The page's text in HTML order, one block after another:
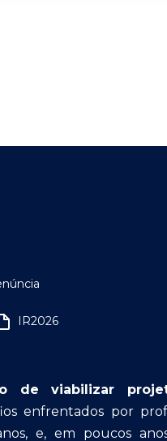
IR2026
de viabilizar
enfrentados por
e, em poucos